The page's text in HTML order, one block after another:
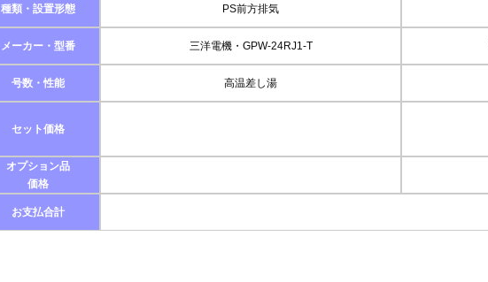
種類・設置形態 PS前方排気
メーカー・型番 三洋電機・GPW-24RJ1-T
号数・性能 高温差し湯
セット価格
オプション品
価格
お支払合計